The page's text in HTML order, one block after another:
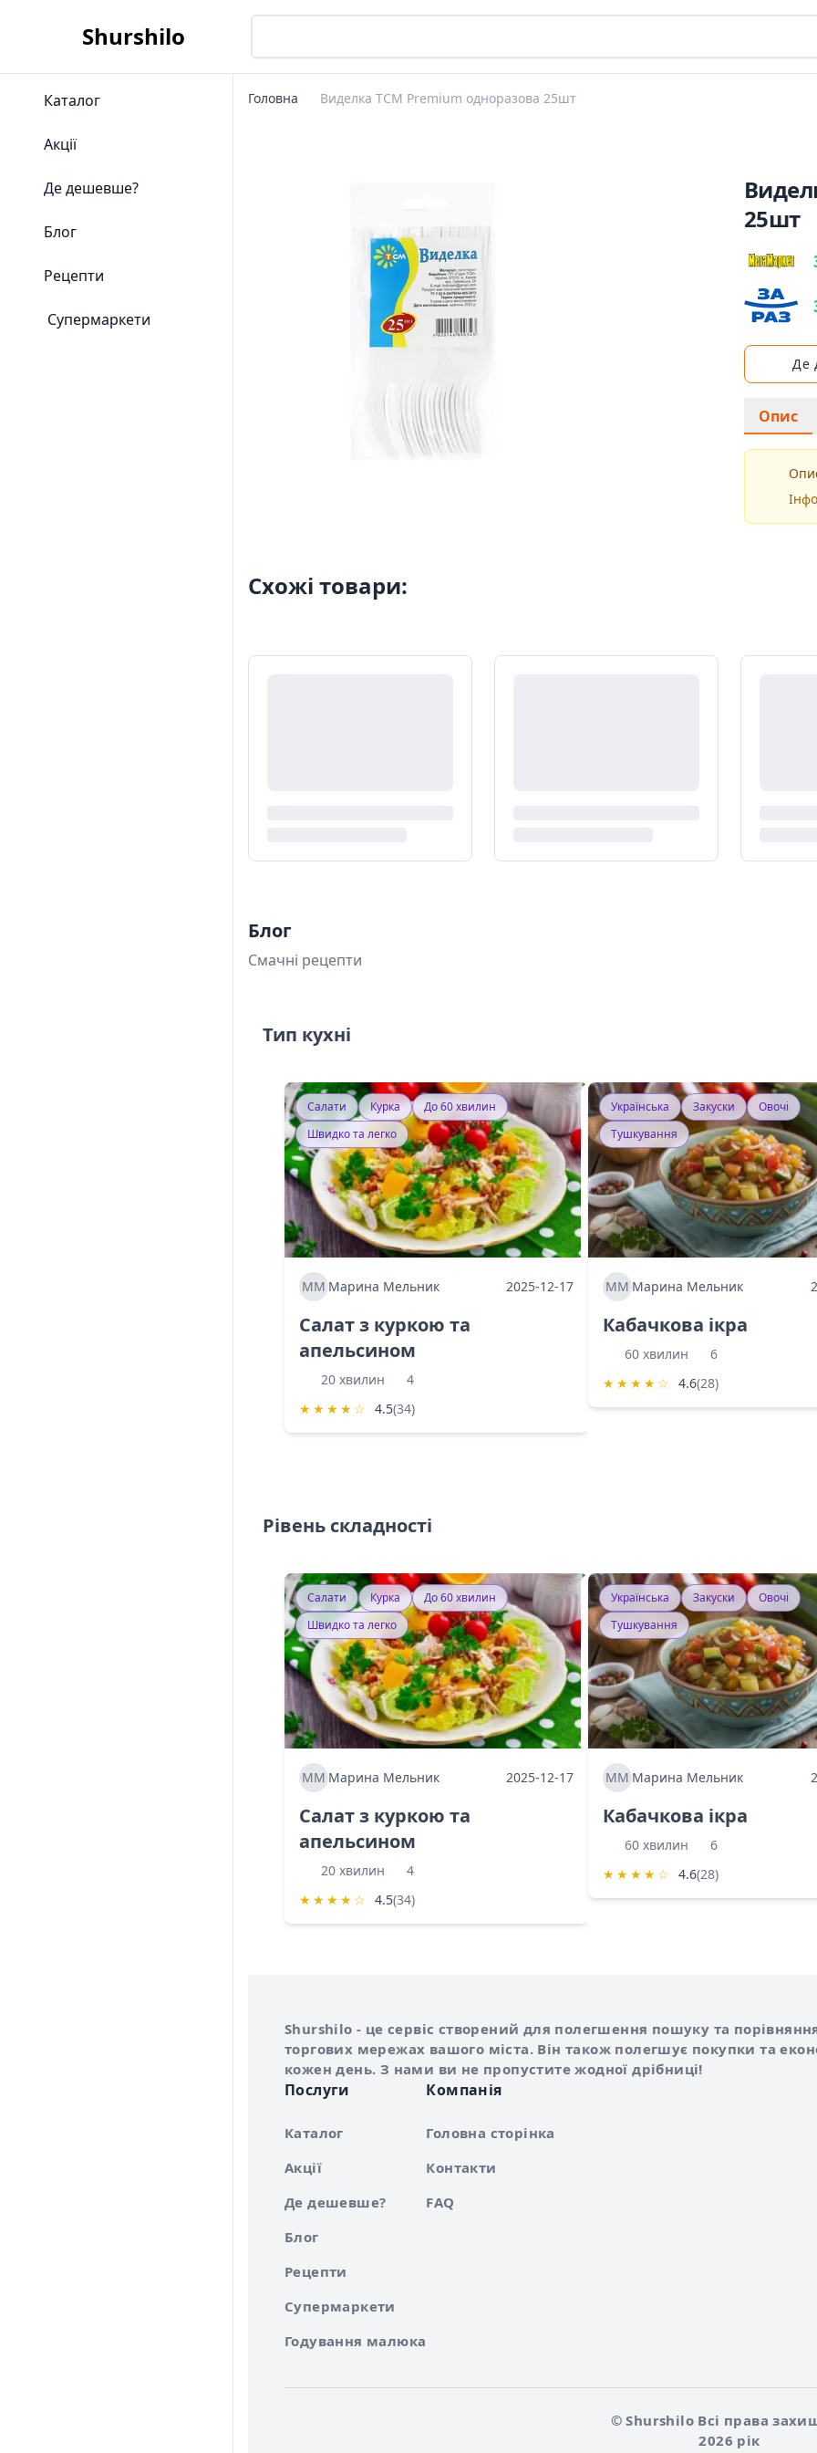
Shurshilo
Каталог
Акції
Де дешевше?
Блог
Рецепти
Супермаркети
Головна Виделка ТСМ Premium одноразова 25шт
25шт
Де
Опис
Схожі товари:
Блог
Смачні рецепти
Тип кухні
Салати Курка
До 60 хвилин
Швидко та легко
ММ Марина Мельник 2025-12-17
Салат з куркою та
апельсином
20 хвилин
4
★ ★ ★ ★ ☆ 4.5(34)
Українська Закуски
Овочі
Тушкування
ММ Марина Мельник
Кабачкова ікра
60 хвилин
6
★ ★ ★ ★ ☆ 4.6(28)
Рівень складності
Салати Курка
До 60 хвилин
Швидко та легко
ММ Марина Мельник 2025-12-17
Салат з куркою та
апельсином
20 хвилин
4
★ ★ ★ ★ ☆ 4.5(34)
Українська Закуски
Овочі
Тушкування
ММ Марина Мельник
Кабачкова ікра
60 хвилин
6
★ ★ ★ ★ ☆ 4.6(28)
Про сервіс Shurshilo
Shurshilo - це сервіс створений для полегшення пошуку та
торгових мережах вашого міста. Він також полегшує покупки та
кожен день. З нами ви не пропустите жодної дрібниці!
Послуги
Каталог
Акції
Де дешевше?
Блог
Рецепти
Супермаркети
Годування малюка
Компанія
Головна сторінка
Контакти
FAQ
© Shurshilo Всі права
2026 рік